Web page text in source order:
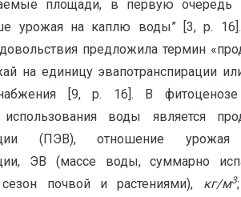
площади, в первую очередь
урожая на каплю воды” [3, p.
предложила термин
на единицу эвапотранспирации
[9, р. 16]. В фитоценозе
воды является
(ПЭВ), отношение
ЭВ (массе воды, суммарно
почвой и растениями), кг/м3